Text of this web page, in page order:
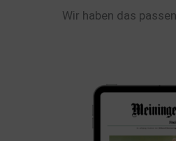
Wir haben das